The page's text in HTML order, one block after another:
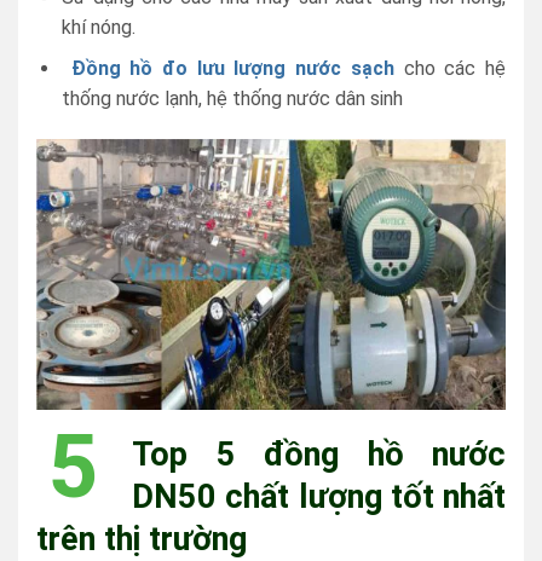
khí nóng.
Đồng hồ đo lưu lượng nước sạchcho các hệ
thống nước lạnh, hệ thống nước dân sinh
5
Top 5 đồng hồ nước
DN50 chất lượng tốt nhất
trên thị trường